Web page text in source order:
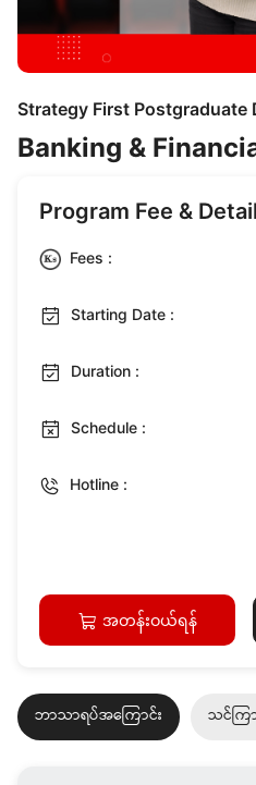
Strategy First Postgraduate
Banking &
Program Fee &
Fees :
Starting Date :
Duration :
Schedule :
Hotline :
အတန်းဝယ်ရန်
ဘာသာရပ်အကြောင်း သင်ကြ